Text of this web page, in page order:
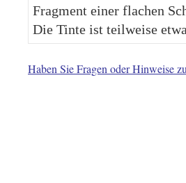
Fragment einer flachen
Die Tinte ist teilweise
Haben Sie Fragen oder Hinweise